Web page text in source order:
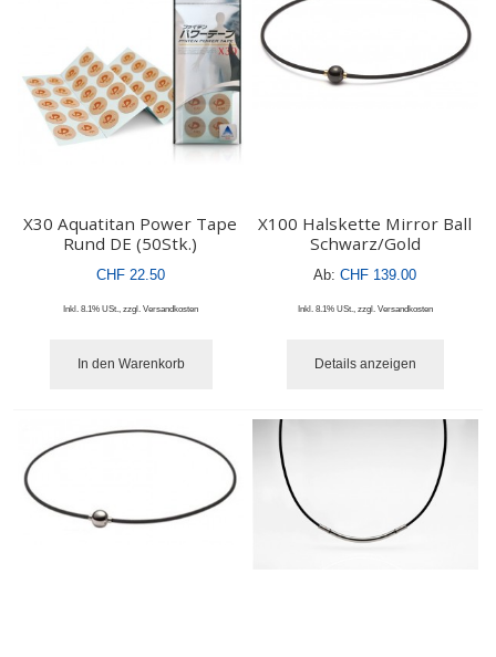
X30 Aquatitan Power Tape
Rund DE (50Stk.)
CHF 22.50
Inkl. 8.1% USt., zzgl. Versandkosten
In den Warenkorb
X100 Halskette Mirror Ball
Schwarz/Gold
Ab: CHF 139.00
Inkl. 8.1% USt., zzgl. Versandkosten
Details anzeigen